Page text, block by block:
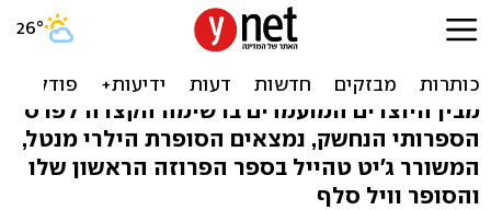
הוכרזו המועמדים לפרס
מבין היוצרים המועמדים ברשימה הקצרה לפרס
הספרותי הנחשק, נמצאים הסופרת הילרי מנטל,
המשורר ג'יט טהייל בספר הפרוזה הראשון שלו
והסופר וויל סלף